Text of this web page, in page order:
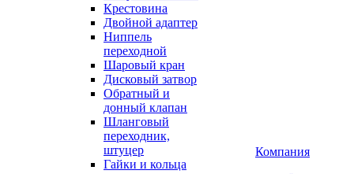
Крестовина
Двойной адаптер
Ниппель
переходной
Шаровый кран
Дисковый затвор
Обратный и
донный клапан
Шланговый
переходник,
штуцер
Гайки и кольца
Компания